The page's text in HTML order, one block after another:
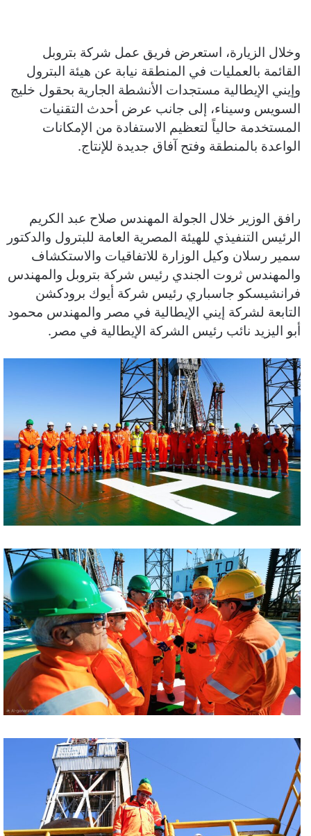
وخلال الزيارة، استعرض فريق عمل شركة بتروبل
القائمة بالعمليات في المنطقة نيابة عن هيئة البترول
وإيني الإيطالية مستجدات الأنشطة الجارية بحقول خليج
السويس وسيناء، إلى جانب عرض أحدث التقنيات
المستخدمة حالياً لتعظيم الاستفادة من الإمكانات
الواعدة بالمنطقة وفتح آفاق جديدة للإنتاج.
رافق الوزير خلال الجولة المهندس صلاح عبد الكريم
الرئيس التنفيذي للهيئة المصرية العامة للبترول والدكتور
سمير رسلان وكيل الوزارة للاتفاقيات والاستكشاف
والمهندس ثروت الجندي رئيس شركة بتروبل والمهندس
فرانشيسكو جاسباري رئيس شركة أيوك برودكشن
التابعة لشركة إيني الإيطالية في مصر والمهندس محمود
أبو اليزيد نائب رئيس الشركة الإيطالية في مصر.